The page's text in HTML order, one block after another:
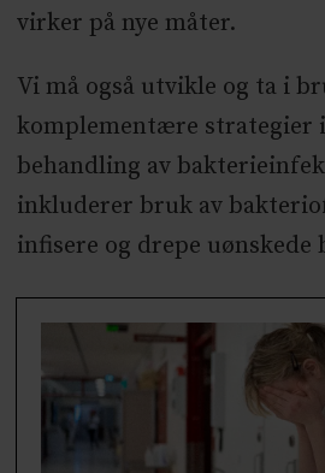
virker på nye måter.
Vi må også utvikle og ta i
komplementære strategier
behandling av
inkluderer bruk av
infisere og drepe uønskede